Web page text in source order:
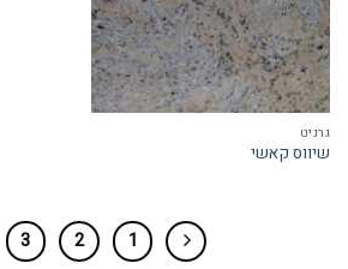
גרניט
שיווס קאשי
1
2
3